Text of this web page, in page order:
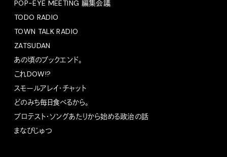
POP-EYE MEETING 編集会議
TODO RADIO
TOWN TALK RADIO
ZATSUDAN
あの頃のブックエンド。
これDOW!?
スモールアレイ・チャット
どのみち毎日食べるから。
プロテスト・ソングあたりから始める政治の話
まなびじゅつ